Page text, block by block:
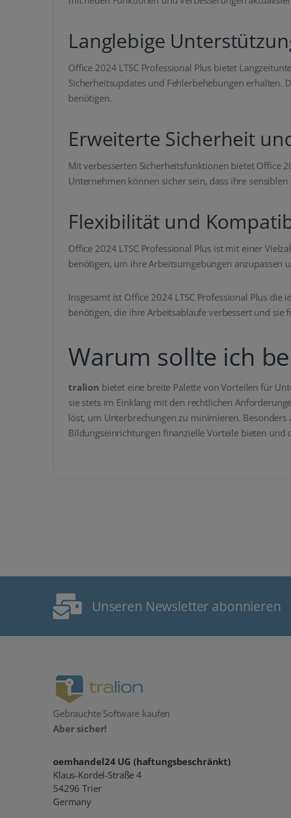
Langlebige
Office 2024 LTSC Professional Plus bietet
Sicherheitsupdates und Fehlerbehebungen erhalten.
benötigen.
Erweiterte Sicherheit
Mit verbesserten Sicherheitsfunktionen bietet Office
Unternehmen können sicher sein, dass ihre
Flexibilität und
Office 2024 LTSC Professional Plus ist mit einer
benötigen, um ihre Arbeitsumgebungen anzupassen
Insgesamt ist Office 2024 LTSC Professional Plus
benötigen, die ihre Arbeitsabläufe verbessert und sie
Warum sollte ich
tralion bietet eine breite Palette von Vorteilen für
sie stets im Einklang mit den rechtlichen
löst, um Unterbrechungen zu minimieren.
Bildungseinrichtungen finanzielle Vorteile bieten und
Unseren Newsletter abonnieren
Gebrauchte Software kaufen
Aber sicher!
oemhandel24 UG (haftungsbeschränkt)
Klaus-Kordel-Straße 4
54296 Trier
Germany